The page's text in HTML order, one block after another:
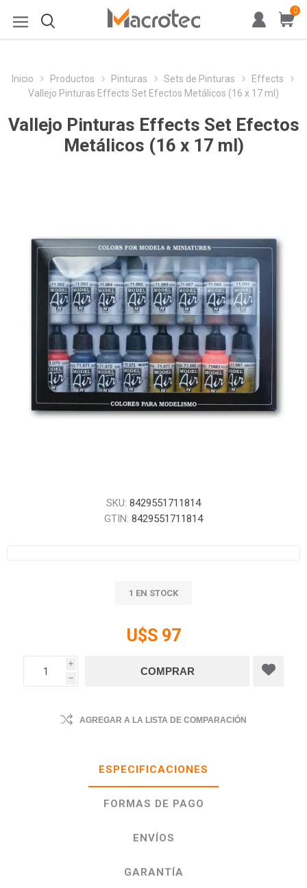
0
Inicio Productos Pinturas Sets de Pinturas
Effects
Vallejo Pinturas Effects Set Efectos Metálicos (16 x 17 ml)
Vallejo Pinturas Effects Set Efectos
Metálicos (16 x 17 ml)
SKU: 8429551711814
GTIN: 8429551711814
1 EN STOCK
U$S 97
i
h
AGREGAR A LA LISTA DE COMPARACIÓN
ESPECIFICACIONES
FORMAS DE PAGO
ENVÍOS
GARANTÍA